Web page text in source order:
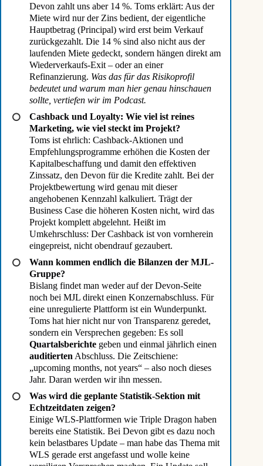
Devon zahlt uns aber 14 %. Toms erklärt: Aus der
Miete wird nur der Zins bedient, der eigentliche
Hauptbetrag (Principal) wird erst beim Verkauf
zurückgezahlt. Die 14 % sind also nicht aus der
laufenden Miete gedeckt, sondern hängen direkt am
Wiederverkaufs-Exit – oder an einer
Refinanzierung. Was das für das Risikoprofil
bedeutet und warum man hier genau hinschauen
sollte, vertiefen wir im Podcast.
Cashback und Loyalty: Wie viel ist reines
Marketing, wie viel steckt im Projekt?
Toms ist ehrlich: Cashback-Aktionen und
Empfehlungsprogramme erhöhen die Kosten der
Kapitalbeschaffung und damit den effektiven
Zinssatz, den Devon für die Kredite zahlt. Bei der
Projektbewertung wird genau mit dieser
angehobenen Kennzahl kalkuliert. Trägt der
Business Case die höheren Kosten nicht, wird das
Projekt komplett abgelehnt. Heißt im
Umkehrschluss: Der Cashback ist von vornherein
eingepreist, nicht obendrauf gezaubert.
Wann kommen endlich die Bilanzen der MJL-
Gruppe?
Bislang findet man weder auf der Devon-Seite
noch bei MJL direkt einen Konzernabschluss. Für
eine unregulierte Plattform ist ein Wunderpunkt.
Toms hat hier nicht nur von Transparenz geredet,
sondern ein Versprechen gegeben: Es soll
Quartalsberichte geben und einmal jährlich einen
auditierten Abschluss. Die Zeitschiene:
„upcoming months, not years“ – also noch dieses
Jahr. Daran werden wir ihn messen.
Was wird die geplante Statistik-Sektion mit
Echtzeitdaten zeigen?
Einige WLS-Plattformen wie Triple Dragon haben
bereits eine Statistik. Bei Devon gibt es dazu noch
kein belastbares Update – man habe das Thema mit
WLS gerade erst angefasst und wolle keine